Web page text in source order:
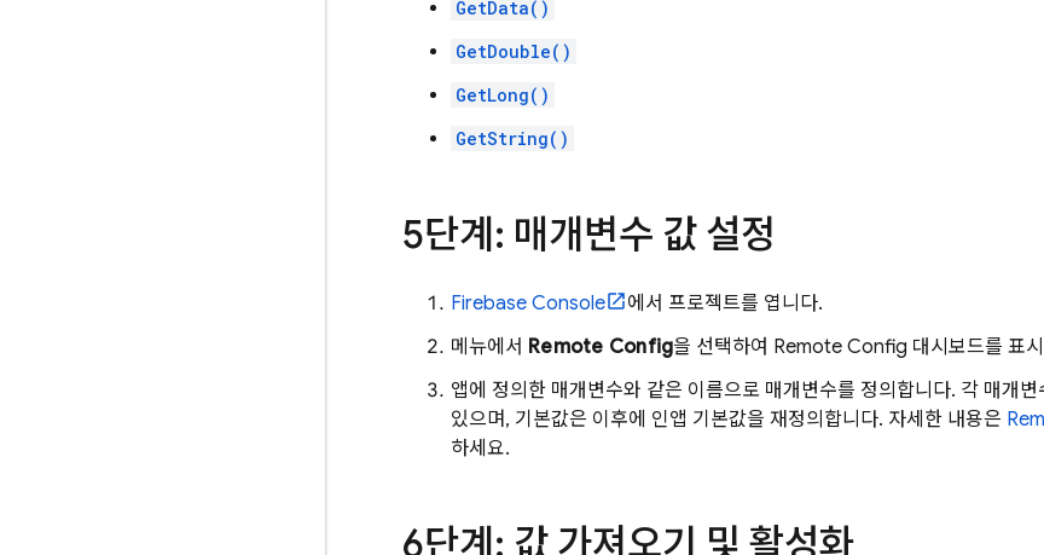
GetData()
GetDouble()
GetLong()
GetString()
5단계: 매개변수 값 설정
Firebase Console
에서 프로젝트를 엽니다.
메뉴에서 Remote Config을 선택하여 Remote Config 대시보드를 표
앱에 정의한 매개변수와 같은 이름으로 매개변수를 정의합니다. 각 매개
있으며, 기본값은 이후에 인앱 기본값을 재정의합니다. 자세한 내용은
하세요.
6단계: 값 가져오기 및 활성화